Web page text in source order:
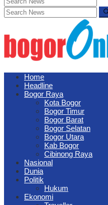
Home
Headline
Bogor Raya
Kota Bogor
Bogor Timur
Bogor Barat
Bogor Selatan
Bogor Utara
Kab Bogor
Cibinong Raya
Nasional
Dunia
Politik
Hukum
Ekonomi